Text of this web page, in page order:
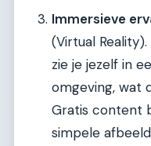
Immersieve
(Virtual
zie je jezelf in
omgeving, wat
Gratis content
simpele